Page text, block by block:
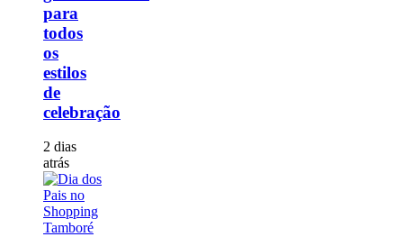
para
todos
os
estilos
de
celebração
2 dias
atrás